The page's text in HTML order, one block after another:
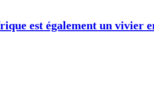
est également un vivier